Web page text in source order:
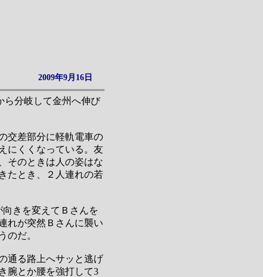
2009年9月16日
ら分岐して金州へ伸び
交差部分に軽軌電車の
にくくなっている。友
そのときは人の姿はな
たとき、２人連れの若
きを変えてＢさんを
れが突然Ｂさんに襲い
のだ。
通る路上へサッと逃げ
腕とか腰を強打して3